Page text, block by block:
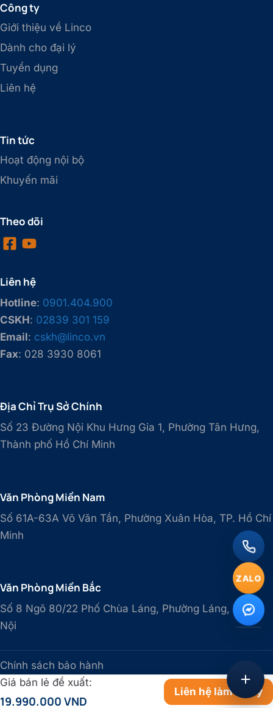
Giá bán lẻ đề xuất:
19.990.000 VND
Liên hệ làm đại lý
Công ty
Giới thiệu về Linco
Dành cho đại lý
Tuyển dụng
Liên hệ
Tin tức
Hoạt động nội bộ
Khuyến mãi
Theo dõi
Liên hệ
Hotline: 0901.404.900
CSKH: 02839 301 159
Email: cskh@linco.vn
Fax: 028 3930 8061
Địa Chỉ Trụ Sở Chính
Số 23 Đường Nội Khu Hưng Gia 1, Phường Tân Hưng,
Thành phố Hồ Chí Minh
Văn Phòng Miền Nam
Số 61A-63A Võ Văn Tần, Phường Xuân Hòa, TP. Hồ Chí
Minh
Văn Phòng Miền Bắc
Số 8 Ngõ 80/22 Phố Chùa Láng, Phường Láng, TP.Hà
Nội
Điều khoản sử dụng
Chính sách bảo mật
Chính sách bảo hành
ZALO